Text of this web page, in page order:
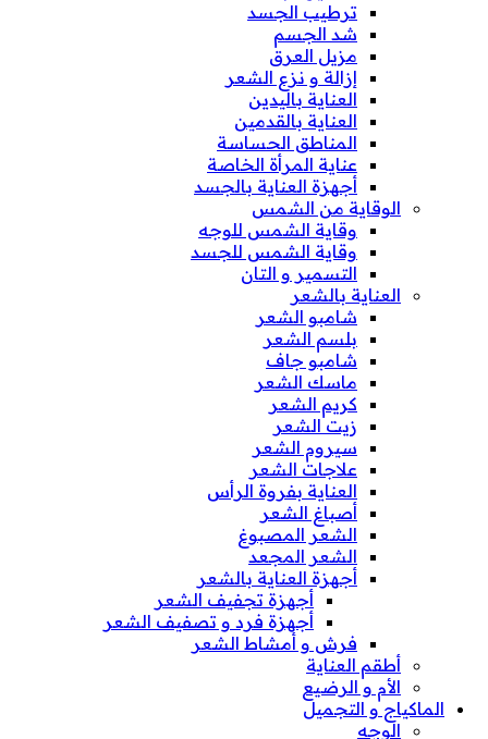
ترطيب الجسد
شد الجسم
مزيل العرق
إزالة و نزع الشعر
العناية باليدين
العناية بالقدمين
المناطق الحساسة
عناية المرأة الخاصة
أجهزة العناية بالجسد
الوقاية من الشمس
وقاية الشمس للوجه
وقاية الشمس للجسد
التسمير و التان
العناية بالشعر
شامبو الشعر
بلسم الشعر
شامبو جاف
ماسك الشعر
كريم الشعر
زيت الشعر
سيروم الشعر
علاجات الشعر
العناية بفروة الرأس
أصباغ الشعر
الشعر المصبوغ
الشعر المجعد
أجهزة العناية بالشعر
أجهزة تجفيف الشعر
أجهزة فرد و تصفيف الشعر
فرش و أمشاط الشعر
أطقم العناية
الأم و الرضيع
الماكياج و التجميل
الوجه